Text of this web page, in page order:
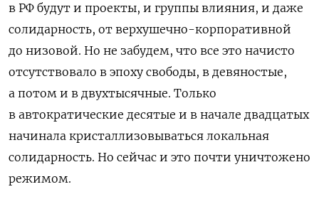
в РФ будут и проекты, и группы влияния, и даже
солидарность, от верхушечно-корпоративной
до низовой. Но не забудем, что все это начисто
отсутствовало в эпоху свободы, в девяностые,
а потом и в двухтысячные. Только
в автократические десятые и в начале двадцатых
начинала кристаллизовываться локальная
солидарность. Но сейчас и это почти уничтожено
режимом.